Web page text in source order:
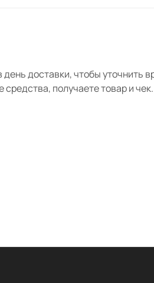
x 2 шт
доставки, чтобы уточнить
получаете товар и чек.